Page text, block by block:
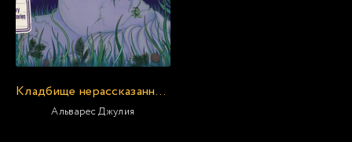
Кладбище нерассказанных историй
Альварес Джулия